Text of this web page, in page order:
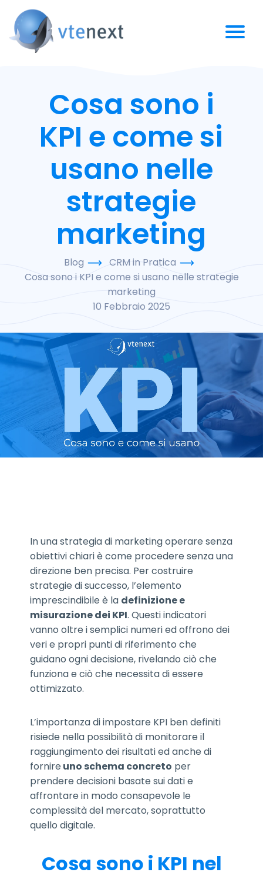
Cosa sono i
KPI e come si
usano nelle
strategie
marketing
Blog
CRM in Pratica
Cosa sono i KPI e come si usano nelle strategie
marketing
10 Febbraio 2025
In una strategia di marketing operare senza
obiettivi chiari è come procedere senza una
direzione ben precisa. Per costruire
strategie di successo, l’elemento
imprescindibile è la definizione e
misurazione dei KPI. Questi indicatori
vanno oltre i semplici numeri ed offrono dei
veri e propri punti di riferimento che
guidano ogni decisione, rivelando ciò che
funziona e ciò che necessita di essere
ottimizzato.
L’importanza di impostare KPI ben definiti
risiede nella possibilità di monitorare il
raggiungimento dei risultati ed anche di
fornire uno schema concreto per
prendere decisioni basate sui dati e
affrontare in modo consapevole le
complessità del mercato, soprattutto
quello digitale.
Cosa sono i KPI nel